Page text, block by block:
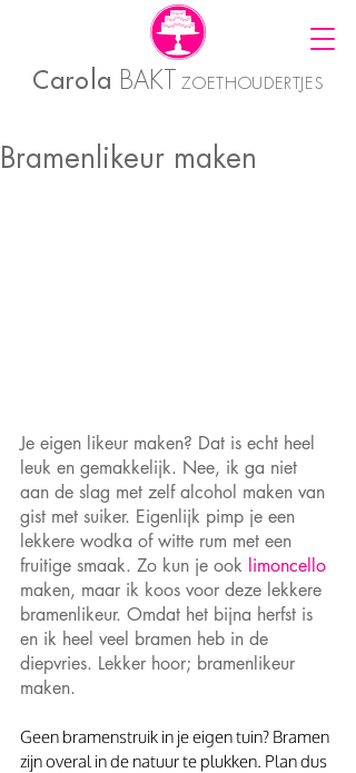
Carola BAKT ZOETHOUDERTJES
Bramenlikeur maken
Je eigen likeur maken? Dat is echt heel
leuk en gemakkelijk. Nee, ik ga niet
aan de slag met zelf alcohol maken van
gist met suiker. Eigenlijk pimp je een
lekkere wodka of witte rum met een
fruitige smaak. Zo kun je ook limoncello
maken, maar ik koos voor deze lekkere
bramenlikeur. Omdat het bijna herfst is
en ik heel veel bramen heb in de
diepvries. Lekker hoor; bramenlikeur
maken.
Geen bramenstruik in je eigen tuin? Bramen
zijn overal in de natuur te plukken. Plan dus